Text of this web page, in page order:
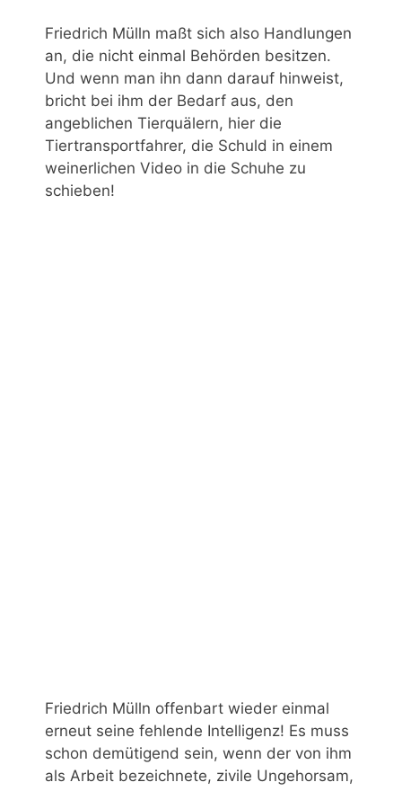
Friedrich Mülln maßt sich also Handlungen
an, die nicht einmal Behörden besitzen.
Und wenn man ihn dann darauf hinweist,
bricht bei ihm der Bedarf aus, den
angeblichen Tierquälern, hier die
Tiertransportfahrer, die Schuld in einem
weinerlichen Video in die Schuhe zu
schieben!
Friedrich Mülln offenbart wieder einmal
erneut seine fehlende Intelligenz! Es muss
schon demütigend sein, wenn der von ihm
als Arbeit bezeichnete, zivile Ungehorsam,